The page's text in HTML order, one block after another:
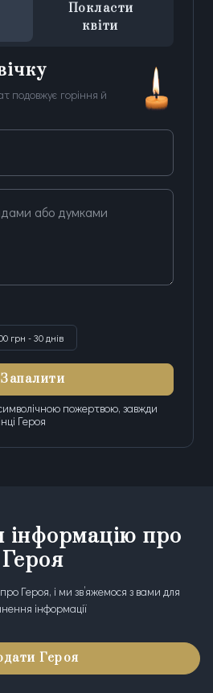
Покласти
квіти
подовжує горіння й
або думками
грн - 30 днів
Запалити
пожертвою, завжди
Героя
інформацію про
Героя
Героя, і ми зв’яжемося з вами для
інформації
Героя